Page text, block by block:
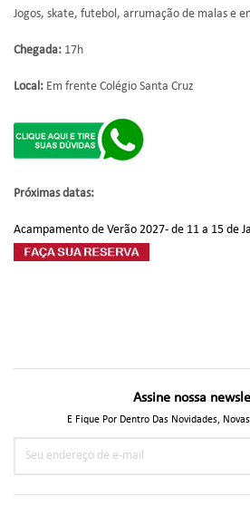
Jogos, skate, futebol, arrumação de malas e
Chegada: 17h
Local: Em frente Colégio Santa Cruz
Próximas datas:
Acampamento de Verão 2027- de 11 a 15 de
Assine nossa
E Fique Por Dentro Das Novidades,